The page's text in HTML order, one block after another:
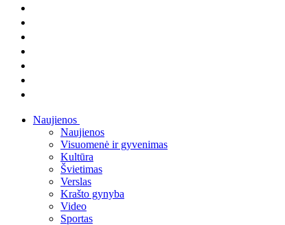
Naujienos
Naujienos
Visuomenė ir gyvenimas
Kultūra
Švietimas
Verslas
Krašto gynyba
Video
Sportas